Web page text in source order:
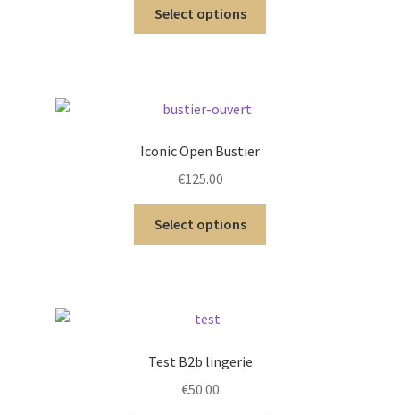
Select options
Iconic Open Bustier
€125.00
Select options
Test B2b lingerie
€50.00